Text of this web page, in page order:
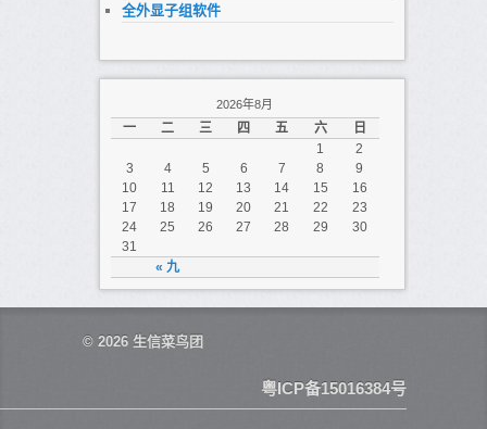
全外显子组软件
2026年8月
一 二 三 四 五 六 日
« 九
1
2
3
4 5 6 7 8
9
10
11 12 13 14 15
16
17
18 19 20 21 22
23
24
25 26 27 28 29
30
31
© 2026 生信菜鸟团
粤ICP备15016384号